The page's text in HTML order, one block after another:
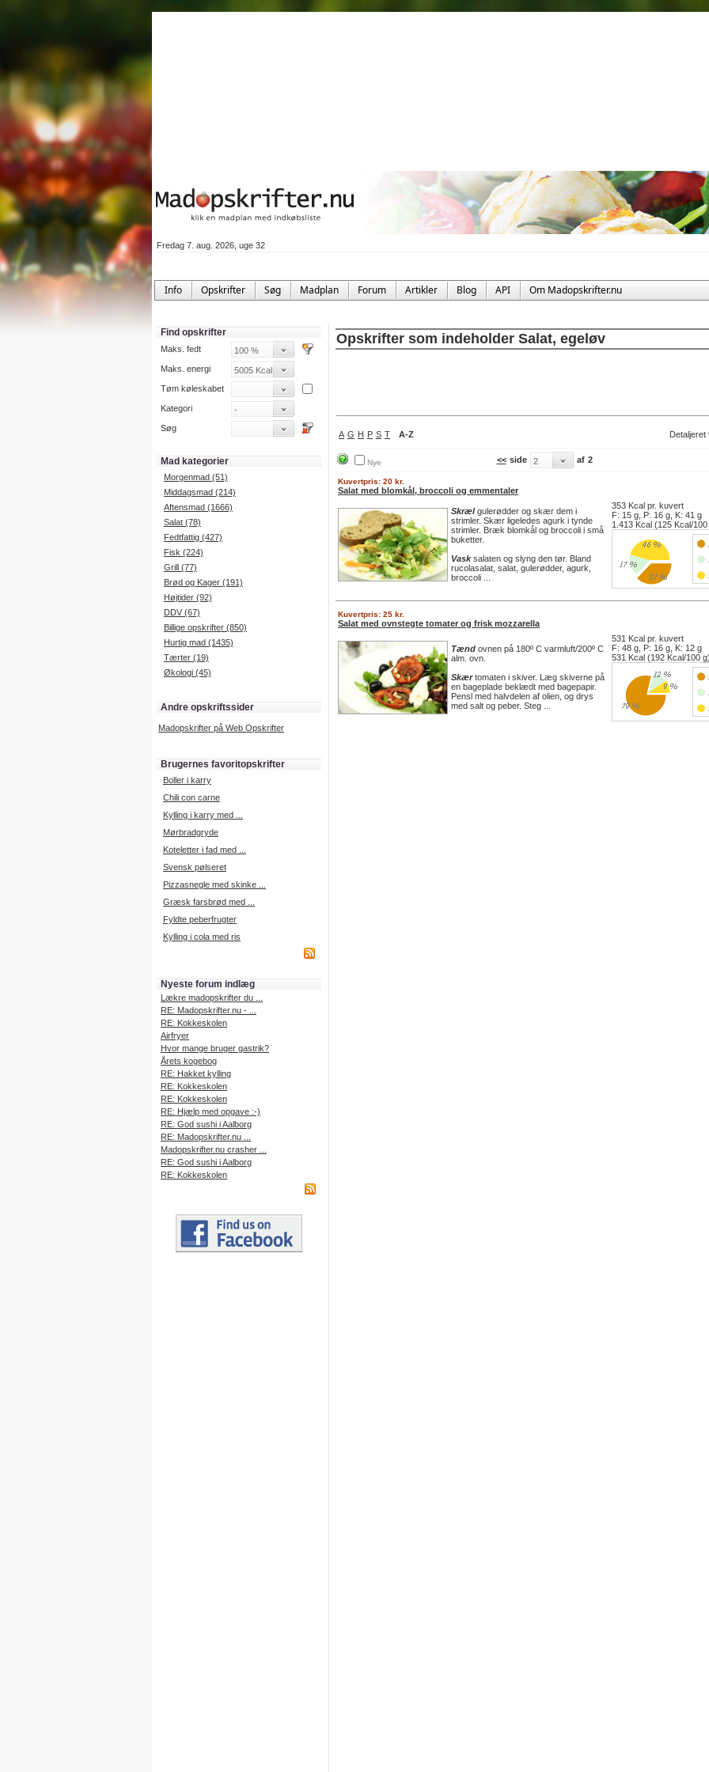
Fredag 7. aug. 2026, uge 32
Info Opskrifter Søg Madplan Forum Artikler Blog API Om Madopskrifter.nu
Find opskrifter
Maks. fedt
Maks. energi
Tøm køleskabet
Kategori
Søg
Mad kategorier
Morgenmad (51)
Middagsmad (214)
Aftensmad (1666)
Salat (78)
Fedtfattig (427)
Fisk (224)
Grill (77)
Brød og Kager (191)
Højtider (92)
DDV (67)
Billige opskrifter (850)
Hurtig mad (1435)
Tærter (19)
Økologi (45)
Andre opskriftssider
Madopskrifter på Web Opskrifter
Brugernes favoritopskrifter
Boller i karry
Chili con carne
Kylling i karry med ...
Mørbradgryde
Koteletter i fad med ...
Svensk pølseret
Pizzasnegle med skinke ...
Græsk farsbrød med ...
Fyldte peberfrugter
Kylling i cola med ris
Nyeste forum indlæg
Lækre madopskrifter du ...
RE: Madopskrifter.nu - ...
RE: Kokkeskolen
Airfryer
Hvor mange bruger gastrik?
Årets kogebog
RE: Hakket kylling
RE: Kokkeskolen
RE: Kokkeskolen
RE: Hjælp med opgave :-)
RE: God sushi i Aalborg
RE: Madopskrifter.nu ...
Madopskrifter.nu crasher ...
RE: God sushi i Aalborg
RE: Kokkeskolen
Opskrifter som indeholder Salat, egeløv
A G H P S T A-Z Detaljeret
Nye << side af 2
Kuvertpris: 20 kr.
Salat med blomkål, broccoli og emmentaler
Skrælgulerødder og skær dem i
strimler. Skær ligeledes agurk i tynde
strimler. Bræk blomkål og broccoli i små
buketter.
Vasksalaten og slyng den tør. Bland
rucolasalat, salat, gulerødder, agurk,
broccoli ...
353 Kcal pr. kuvert
F: 15 g, P: 16 g, K: 41 g
1.413 Kcal (125 Kcal/100
Kuvertpris: 25 kr.
Salat med ovnstegte tomater og frisk mozzarella
Tænd ovnen på 180º C varmluft/200º C
alm. ovn.
Skærtomaten i skiver. Læg skiverne på
en bageplade beklædt med bagepapir.
Pensl med halvdelen af olien, og drys
med salt og peber. Steg ...
531 Kcal pr. kuvert
F: 48 g, P: 16 g, K: 12 g
531 Kcal (192 Kcal/100 g)